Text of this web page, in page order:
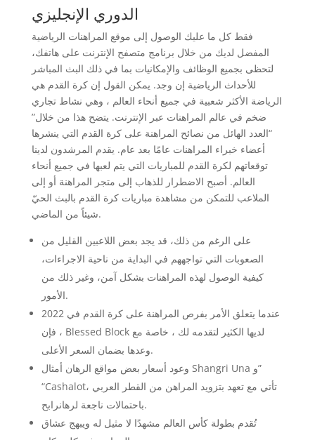
الدوري الإنجليزي
فقط كل ما عليك الوصول إلى موقع المراهنات الرياضية
المفضل لديك من خلال برنامج متصفح الإنترنت على هاتفك،
لتحظى بجميع الوظائف والإمكانيات بما في ذلك البث المباشر
للأحداث الرياضية إن وجد. يمكن القول إن كرة القدم هي
الرياضة الأكثر شعبية في جميع أنحاء العالم ، وهي نشاط تجاري
ضخم في عالم المراهنات عبر الإنترنت. يتضح هذا من خلال”
“العدد الهائل من نصائح المراهنة على كرة القدم التي ينشرها
أعضاء خبراء المراهنات عامًا بعد عام. يقدم المرشدون لدينا
توقعاتهم لكرة القدم للمباريات التي يتم لعبها في جميع أنحاء
العالم. أصبح الاضطرار للذهاب إلى متجر المراهنة أو إلى
الملاعب للتمكن من مشاهدة مباريات كرة القدم بالبث الحيّ
شيئاً من الماضي.
على الرغم من ذلك، قد يجد بعض اللاعبين القليل من
الصعوبات التي تواجههم في البداية من ناحية الاجراءات،
كيفية الوصول لهذه المراهنات بشكل آمن، وغير ذلك من
الأمور.
عندما يتعلق الأمر بفرص المراهنة على كرة القدم في 2022
، فإن Blessed Block لديها الكثير لتقدمه لك ، خاصة مع
وعدها بضمان السعر الأعلى.
وعود أسعار بعض مواقع الرهان أمثال Shangri Una و”
“Cashalot، تأتي مع تعهد بتزويد المراهن من القطر العربي
باحتمالات ناجعة لرهانرابح.
تُقدم بطولة كأس العالم مشهدًا لا مثيل له ويبهج عشاق